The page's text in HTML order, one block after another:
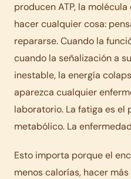
producen ATP, la
hacer cualquier cosa:
repararse. Cuando la
cuando la señalización a
inestable, la energía
aparezca cualquier
laboratorio. La fatiga es el
metabólico. La
Esto importa porque el
menos calorías, hacer